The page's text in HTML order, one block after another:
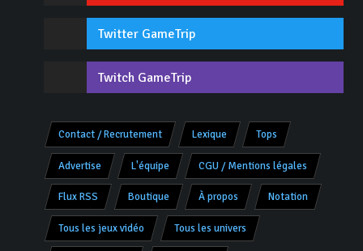
Twitter GameTrip
Twitch GameTrip
Contact / Recrutement Lexique Tops
Advertise L'équipe CGU / Mentions légales
Flux RSS Boutique À propos Notation
Tous les jeux vidéo Tous les univers